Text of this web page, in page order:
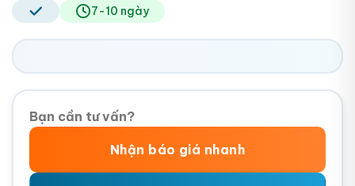
7-10 ngày
Bạn cần tư vấn?
Nhận báo giá nhanh